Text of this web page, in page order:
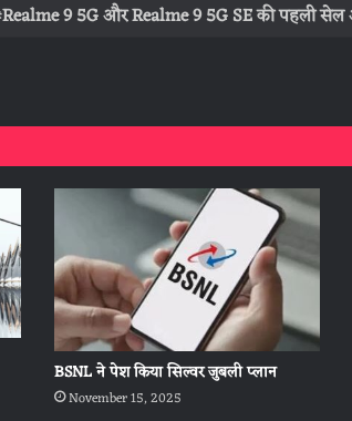
Realme 9 5G और Realme 9 5G SE की पहली
BSNL ने पेश किया सिल्वर जुबली प्लान
November 15, 2025